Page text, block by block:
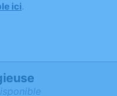
ici.